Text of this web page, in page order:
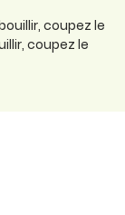
coupez le
coupez le